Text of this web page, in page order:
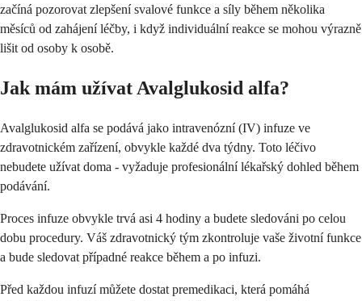
začíná pozorovat zlepšení svalové funkce a síly během několika
měsíců od zahájení léčby, i když individuální reakce se mohou výrazně
lišit od osoby k osobě.
Jak mám užívat Avalglukosid alfa?
Avalglukosid alfa se podává jako intravenózní (IV) infuze ve
zdravotnickém zařízení, obvykle každé dva týdny. Toto léčivo
nebudete užívat doma - vyžaduje profesionální lékařský dohled během
podávání.
Proces infuze obvykle trvá asi 4 hodiny a budete sledováni po celou
dobu procedury. Váš zdravotnický tým zkontroluje vaše životní funkce
a bude sledovat případné reakce během a po infuzi.
Před každou infuzí můžete dostat premedikaci, která pomáhá